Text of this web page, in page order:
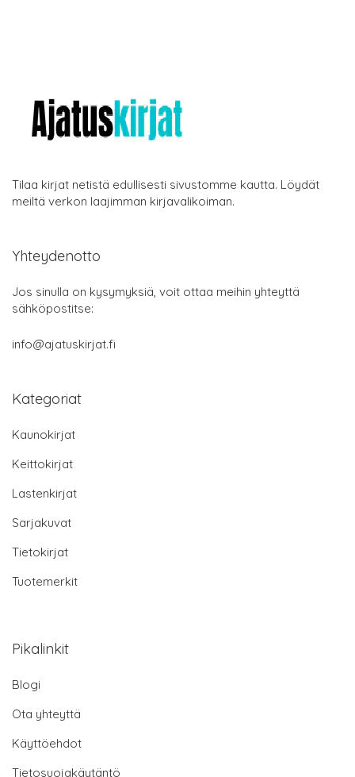
Tilaa kirjat netistä edullisesti sivustomme kautta. Löydät
meiltä verkon laajimman kirjavalikoiman.
Yhteydenotto
Jos sinulla on kysymyksiä, voit ottaa meihin yhteyttä
sähköpostitse:
info@ajatuskirjat.fi
Kategoriat
Kaunokirjat
Keittokirjat
Lastenkirjat
Sarjakuvat
Tietokirjat
Tuotemerkit
Pikalinkit
Blogi
Ota yhteyttä
Käyttöehdot
Tietosuojakäytäntö